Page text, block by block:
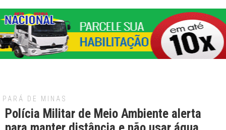
PARÁ DE MINAS
Polícia Militar de Meio Ambiente alerta